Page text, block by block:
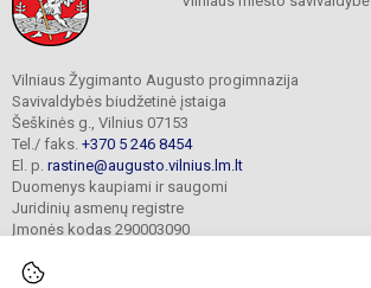
Vilniaus Žygimanto Augusto progimnazija
Savivaldybės biudžetinė įstaiga
Šeškinės g., Vilnius 07153
Tel./ faks. +370 5 246 8454
El. p. rastine@augusto.vilnius.lm.lt
Duomenys kaupiami ir saugomi
Juridinių asmenų registre
Įmonės kodas 290003090